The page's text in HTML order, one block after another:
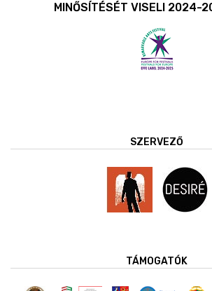
MINŐSÍTÉSÉT VISELI 2024-
SZERVEZŐ
TÁMOGATÓK